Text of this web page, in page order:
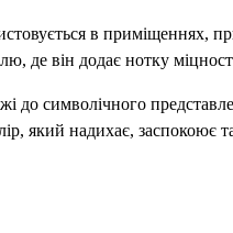
в приміщеннях,
де він додає нотку
символічного
який надихає, заспокоює